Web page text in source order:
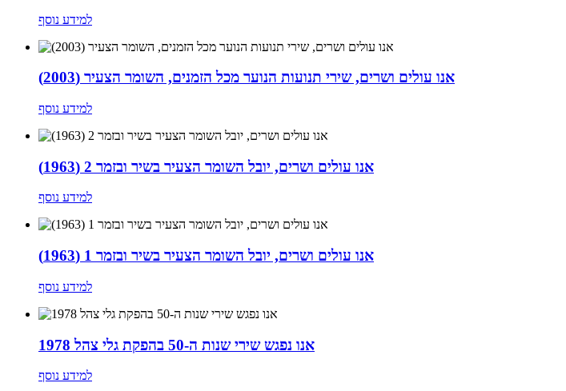
למידע נוסף
אנו עולים ושרים, שירי תנועות הנוער מכל הזמנים, השומר הצעיר (2003)
למידע נוסף
אנו עולים ושרים, יובל השומר הצעיר בשיר ובזמר 2 (1963)
למידע נוסף
אנו עולים ושרים, יובל השומר הצעיר בשיר ובזמר 1 (1963)
למידע נוסף
אנו נפגש שירי שנות ה-50 בהפקת גלי צהל 1978
למידע נוסף